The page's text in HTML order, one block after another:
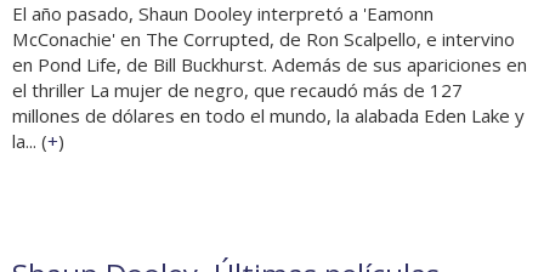
El año pasado, Shaun Dooley interpretó a 'Eamonn
McConachie' en The Corrupted, de Ron Scalpello, e intervino
en Pond Life, de Bill Buckhurst. Además de sus apariciones en
el thriller La mujer de negro, que recaudó más de 127
millones de dólares en todo el mundo, la alabada Eden Lake y
la... (+)